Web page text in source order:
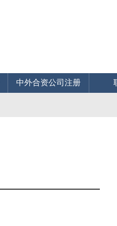
中外合资公司注册